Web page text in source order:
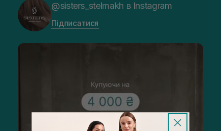
@sisters_stelmakh в Instagram
Підписатися